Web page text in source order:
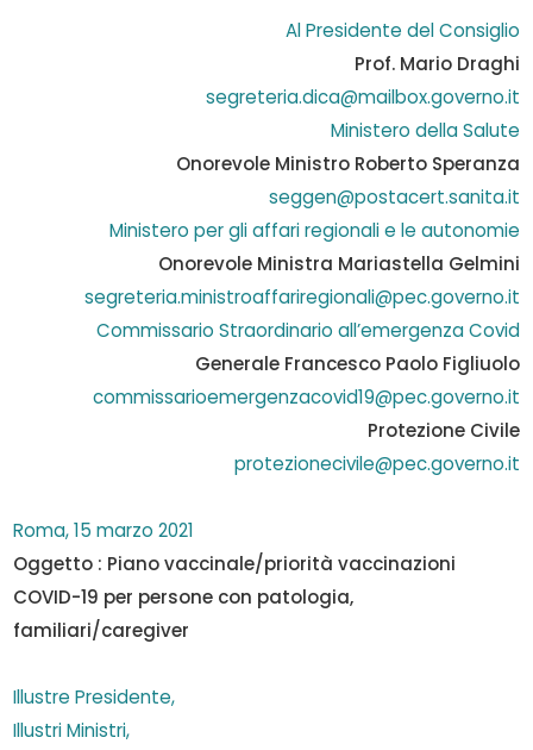
Al Presidente del Consiglio
Prof. Mario Draghi
segreteria.dica@mailbox.governo.it
Ministero della Salute
Onorevole Ministro Roberto Speranza
seggen@postacert.sanita.it
Ministero per gli affari regionali e le autonomie
Onorevole Ministra Mariastella Gelmini
segreteria.ministroaffariregionali@pec.governo.it
Commissario Straordinario all’emergenza Covid
Generale Francesco Paolo Figliuolo
commissarioemergenzacovid19@pec.governo.it
Protezione Civile
protezionecivile@pec.governo.it
Roma, 15 marzo 2021
Oggetto : Piano vaccinale/priorità vaccinazioni
COVID-19 per persone con patologia,
familiari/caregiver
Illustre Presidente,
Illustri Ministri,